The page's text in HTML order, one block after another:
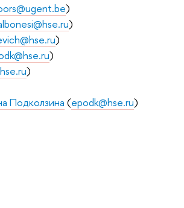
)
)
)
)
)
Подколзина (epodk@hse.ru)